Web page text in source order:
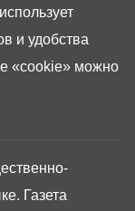
Газета
использует
и удобства
«cookie» можно